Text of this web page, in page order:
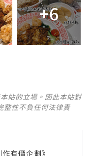
+6
站的立場。因此本站對
整性不負任何法律責
有價企劃》